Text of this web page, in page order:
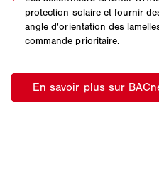
protection solaire et fournir
angle d'orientation des
commande prioritaire.